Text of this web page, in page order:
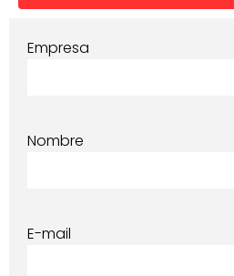
Empresa
Nombre
E-mail